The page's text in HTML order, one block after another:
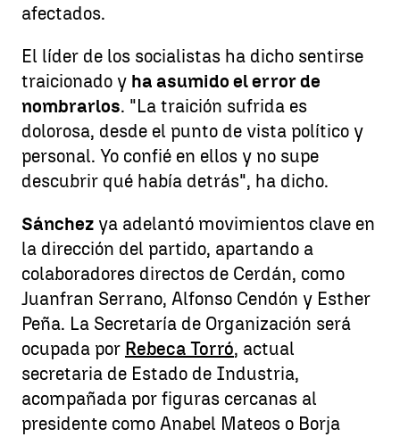
afectados.
El líder de los socialistas ha dicho sentirse
traicionado y ha asumido el error de
nombrarlos. "La traición sufrida es
dolorosa, desde el punto de vista político y
personal. Yo confié en ellos y no supe
descubrir qué había detrás", ha dicho.
Sánchez ya adelantó movimientos clave en
la dirección del partido, apartando a
colaboradores directos de Cerdán, como
Juanfran Serrano, Alfonso Cendón y Esther
Peña. La Secretaría de Organización será
ocupada por Rebeca Torró, actual
secretaria de Estado de Industria,
acompañada por figuras cercanas al
presidente como Anabel Mateos o Borja